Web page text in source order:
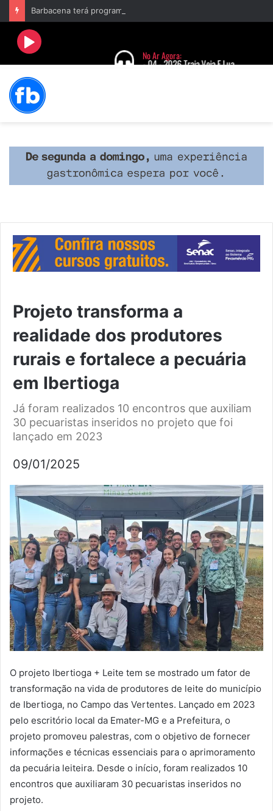
Projeto transforma a
realidade dos produtores
rurais e fortalece a pecuária
em Ibertioga
Já foram realizados 10 encontros que auxiliam
30 pecuaristas inseridos no projeto que foi
lançado em 2023
09/01/2025
O projeto Ibertioga + Leite tem se mostrado um fator de
transformação na vida de produtores de leite do município
de Ibertioga, no Campo das Vertentes. Lançado em 2023
pelo escritório local da Emater-MG e a Prefeitura, o
projeto promoveu palestras, com o objetivo de fornecer
informações e técnicas essenciais para o aprimoramento
da pecuária leiteira. Desde o início, foram realizados 10
encontros que auxiliaram 30 pecuaristas inseridos no
projeto.